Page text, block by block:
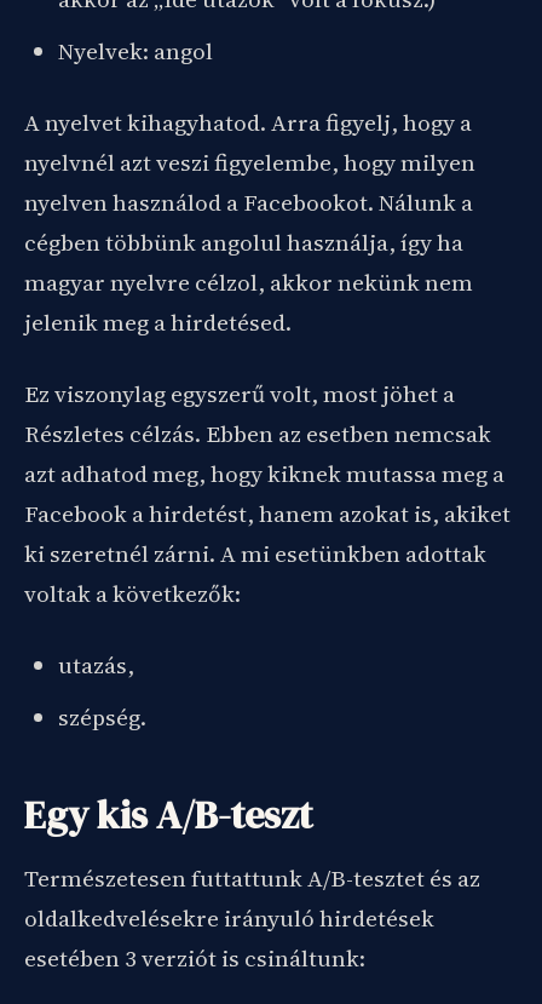
Nyelvek: angol
A nyelvet kihagyhatod. Arra figyelj, hogy a
nyelvnél azt veszi figyelembe, hogy milyen
nyelven használod a Facebookot. Nálunk a
cégben többünk angolul használja, így ha
magyar nyelvre célzol, akkor nekünk nem
jelenik meg a hirdetésed.
Ez viszonylag egyszerű volt, most jöhet a
Részletes célzás. Ebben az esetben nemcsak
azt adhatod meg, hogy kiknek mutassa meg a
Facebook a hirdetést, hanem azokat is, akiket
ki szeretnél zárni. A mi esetünkben adottak
voltak a következők:
utazás,
szépség.
Egy kis A/B-teszt
Természetesen futtattunk A/B-tesztet és az
oldalkedvelésekre irányuló hirdetések
esetében 3 verziót is csináltunk: